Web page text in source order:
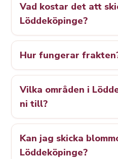
Vad kostar det att
Löddeköpinge?
Hur fungerar
Vilka områden i
ni till?
Kan jag skicka
Löddeköpinge?